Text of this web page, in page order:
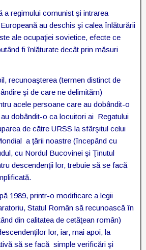
a regimului comunist şi intrarea
au deschis şi calea înlăturării
ale ocupaţiei sovietice, efecte ce
fi înlăturate decât prin măsuri
recunoaşterea (termen distinct de
şi de care ne delimităm)
acele persoane care au dobândit-o
dobândit-o ca locuitori ai Regatului
de către URSS la sfârşitul celui
a ţării noastre (începând cu
cu Nordul Bucovinei şi Ţinutul
descendenţii lor, trebuie să se facă
1989, printr-o modificare a legii
Statul Român să recunoască în
din calitatea de cetăţean român)
lor, iar, mai apoi, la
să se facă simple verificări şi